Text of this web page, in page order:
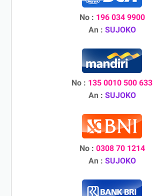
No : 196 034 9900
An : SUJOKO
No : 135 0010 500 633
An : SUJOKO
No : 0308 70 1214
An : SUJOKO